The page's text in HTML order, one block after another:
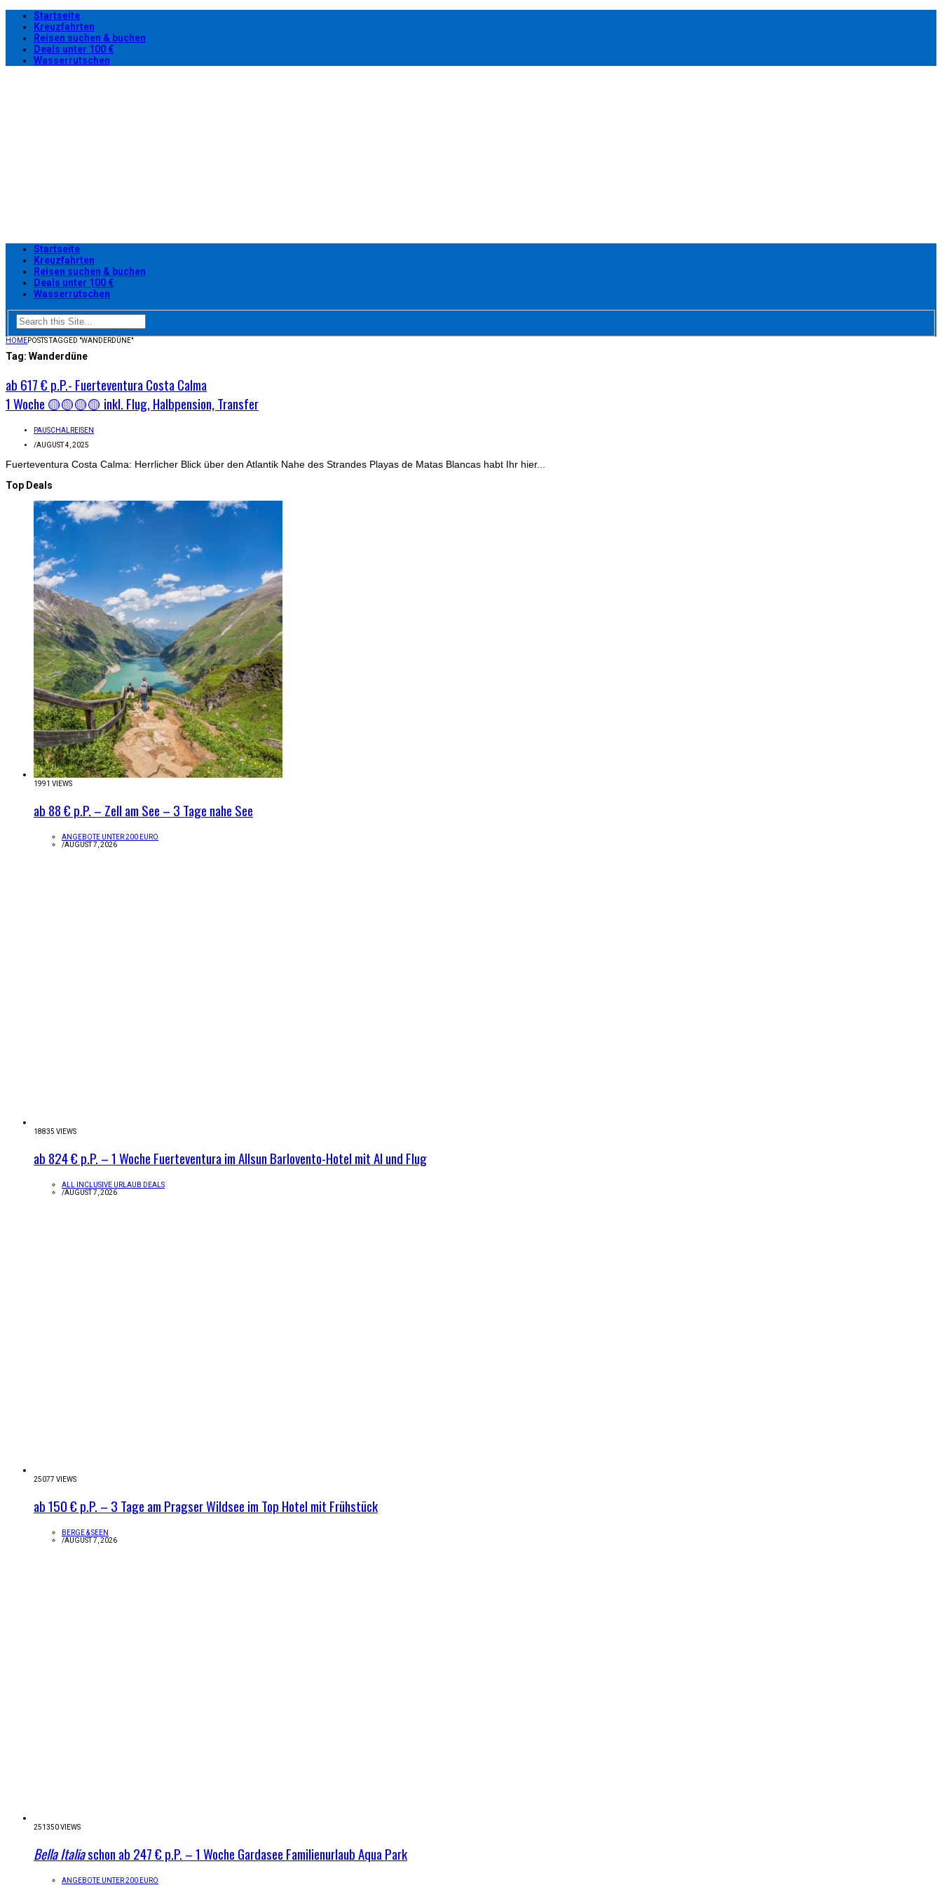
Startseite
Kreuzfahrten
Reisen suchen & buchen
Deals unter 100 €
Wasserrutschen
Startseite
Kreuzfahrten
Reisen suchen & buchen
Deals unter 100 €
Wasserrutschen
HOMEPOSTS TAGGED "WANDERDÜNE"
Tag: Wanderdüne
ab 617 € p.P.- Fuerteventura Costa Calma
1 Woche 🟡🟡🟡🟡 inkl. Flug, Halbpension, Transfer
PAUSCHALREISEN
/AUGUST 4, 2025
Fuerteventura Costa Calma: Herrlicher Blick über den Atlantik Nahe des Strandes Playas de Matas Blancas habt Ihr hier...
Top Deals
1991 VIEWS
ab 88 € p.P. – Zell am See – 3 Tage nahe See
ANGEBOTE UNTER 200 EURO
/AUGUST 7, 2026
18835 VIEWS
ab 824 € p.P. – 1 Woche Fuerteventura im Allsun Barlovento-Hotel mit AI und Flug
ALL INCLUSIVE URLAUB DEALS
/AUGUST 7, 2026
25077 VIEWS
ab 150 € p.P. – 3 Tage am Pragser Wildsee im Top Hotel mit Frühstück
BERGE & SEEN
/AUGUST 7, 2026
251350 VIEWS
Bella Italiaschon ab 247 € p.P. – 1 Woche Gardasee Familienurlaub Aqua Park
ANGEBOTE UNTER 200 EURO